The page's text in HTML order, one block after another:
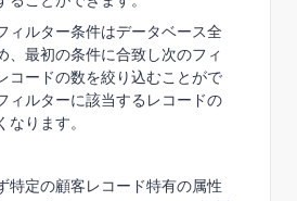
ィルター条件はデータベース全
、最初の条件に合致し次のフィ
コードの数を絞り込むことがで
ィルターに該当するレコードの
ります。
特定の顧客レコード特有の属性